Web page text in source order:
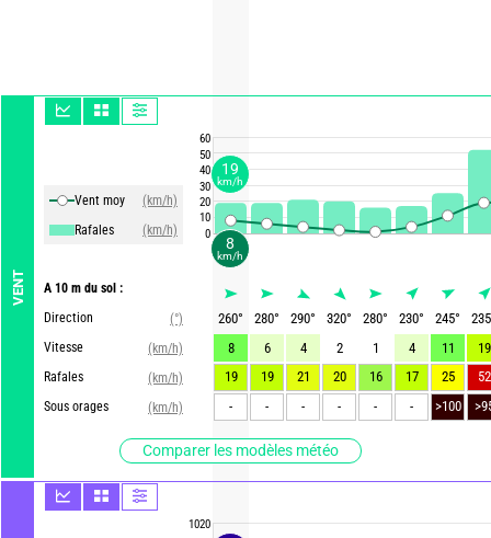
VENT
Vent moy
(km/h)
Rafales
(km/h)
A 10 m du sol :
Direction
(°)
Vitesse
(km/h)
Rafales
(km/h)
Sous orages
(km/h)
Comparer les modèles météo
60
50
40
30
20
10
0
1020
260° 280° 290° 320° 280° 230° 245°
235
8
6 4 2 1 4 11
19
19
19 21 20 16 17 25
52
-
- - - - - >100
8
km/h
19
km/h